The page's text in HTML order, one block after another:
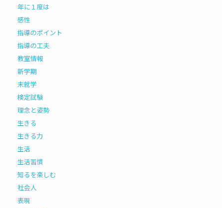
年に１度は
感性
指導のポイント
指導の工夫
教室情報
新学期
未就学
検定試験
理念と姿勢
生きる
生きる力
生活
生活習慣
知るを楽しむ
社会人
表現